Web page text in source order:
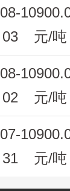
08-
03
元/吨
08-
02
元/吨
07-
31
元/吨